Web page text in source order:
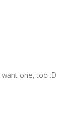
one, too :D